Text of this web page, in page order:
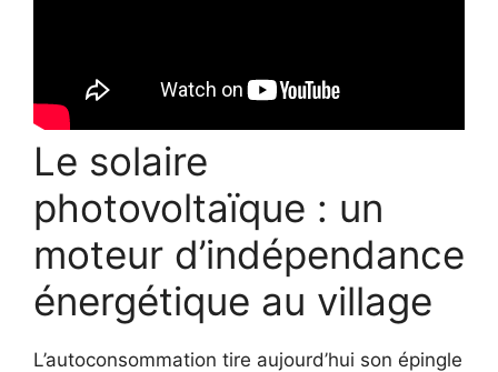
Le solaire
photovoltaïque : un
moteur d’indépendance
énergétique au village
L’autoconsommation tire aujourd’hui son épingle